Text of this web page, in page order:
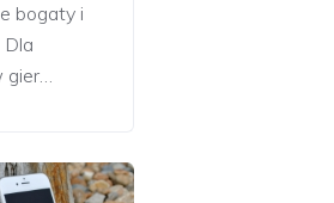
bogaty i
Dla
gier…